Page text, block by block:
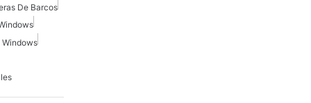
De Barcos
Windows